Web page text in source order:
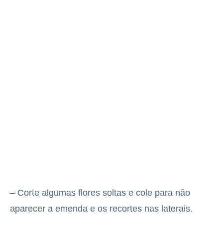
– Corte algumas flores soltas e cole para não
aparecer a emenda e os recortes nas laterais.